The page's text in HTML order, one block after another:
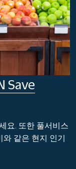
Save
요. 또한 풀서비스
와 같은 현지 인기